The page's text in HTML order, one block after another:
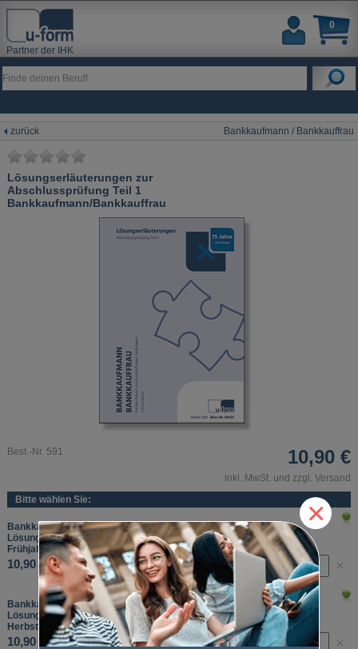
Partner der IHK
0
zurück Bankkaufmann / Bankkauffrau
Lösungserläuterungen zur
Abschlussprüfung Teil 1
Bankkaufmann/Bankkauffrau
Best.-Nr. 591 10,90 €
inkl. MwSt. und zzgl. Versand
Bitte wählen Sie:
Bankkaufmann/Bankkauffrau
Lösungserläuterungen Abschlussprüfung Teil 1
Frühjahr 2023
10,90 €
Bankkaufmann/Bankkauffrau
Lösungserläuterungen Abschlussprüfung Teil 1
Herbst 2023
10,90 €
×